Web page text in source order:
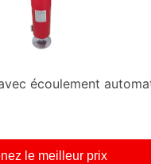
écoulement
le meilleur prix